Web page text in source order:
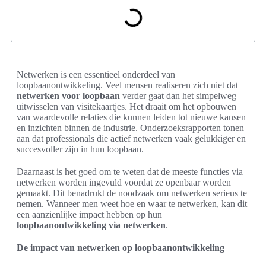
Netwerken is een essentieel onderdeel van
loopbaanontwikkeling. Veel mensen realiseren zich niet dat
netwerken voor loopbaan verder gaat dan het simpelweg
uitwisselen van visitekaartjes. Het draait om het opbouwen
van waardevolle relaties die kunnen leiden tot nieuwe kansen
en inzichten binnen de industrie. Onderzoeksrapporten tonen
aan dat professionals die actief netwerken vaak gelukkiger en
succesvoller zijn in hun loopbaan.
Daarnaast is het goed om te weten dat de meeste functies via
netwerken worden ingevuld voordat ze openbaar worden
gemaakt. Dit benadrukt de noodzaak om netwerken serieus te
nemen. Wanneer men weet hoe en waar te netwerken, kan dit
een aanzienlijke impact hebben op hun
loopbaanontwikkeling via netwerken.
De impact van netwerken op loopbaanontwikkeling